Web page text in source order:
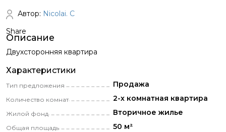
Описание
Двухсторонняя квартира
Характеристики
Тип предложения Продажа
Количество комнат 2-х комнатная квартира
Жилой фонд Вторичное жилье
Общая площадь 50 м²
Автор: Nicolai. C
Share